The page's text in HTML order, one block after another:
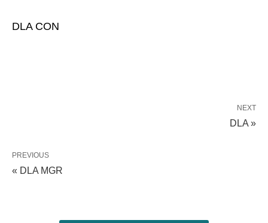
DLA CON
NEXT
DLA »
PREVIOUS
« DLA MGR